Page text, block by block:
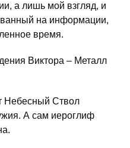
а лишь мой взгляд, и
на информации,
время.
Виктора – Металл
Небесный Ствол
А сам иероглиф